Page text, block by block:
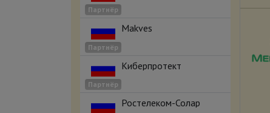
Партнёр
Партнёр
Makves
Партнёр
Киберпротект
Ростелеком-Солар